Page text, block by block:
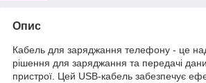
Опис
Кабель для заряджання телефону - це
рішення для заряджання та передачі
пристрої. Цей USB-кабель забезпечує